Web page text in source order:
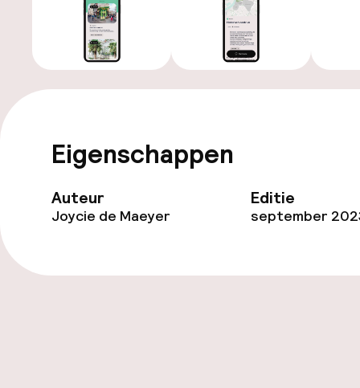
Eigenschappen
Auteur
Joycie de Maeyer
Editie
september